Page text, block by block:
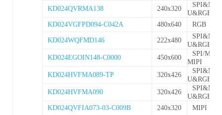
KD024QVRMA138
240x320
SPI&MC
U&RGB
KD024VGFPD094-C042A
480x640
RGB
KD024WQFMD146
222x480
SPI&MC
U&RGB
KD024EGOIN148-C0000
450x600
SPI/MCU/
MIPI
KD024HVFMA089-TP
320x426
SPI&MC
U&RGB
KD024HVFMA090
320x426
SPI&MC
U&RGB
KD024QVFIA073-03-C009B
240x320
MIPI